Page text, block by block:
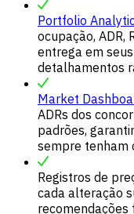
Portfolio
ocupação, ADR,
entrega em
detalhamentos
Market
ADRs dos
padrões,
sempre tenham
Registros de
cada alteração